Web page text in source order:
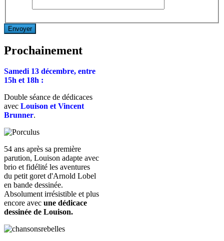
Envoyer
Prochainement
Samedi 13 décembre, entre
15h et 18h :
Double séance de dédicaces
avec Louison et Vincent
Brunner.
54 ans après sa première
parution, Louison adapte avec
brio et fidélité les aventures
du petit goret d'Arnold Lobel
en bande dessinée.
Absolument irrésistible et plus
encore avec une dédicace
dessinée de Louison.